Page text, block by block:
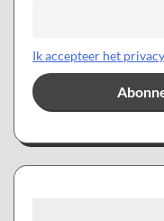
Ik accepteer het